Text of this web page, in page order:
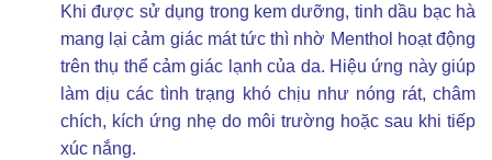
Khi được sử dụng trong kem dưỡng, tinh dầu bạc hà
mang lại cảm giác mát tức thì nhờ Menthol hoạt động
trên thụ thể cảm giác lạnh của da. Hiệu ứng này giúp
làm dịu các tình trạng khó chịu như nóng rát, châm
chích, kích ứng nhẹ do môi trường hoặc sau khi tiếp
xúc nắng.